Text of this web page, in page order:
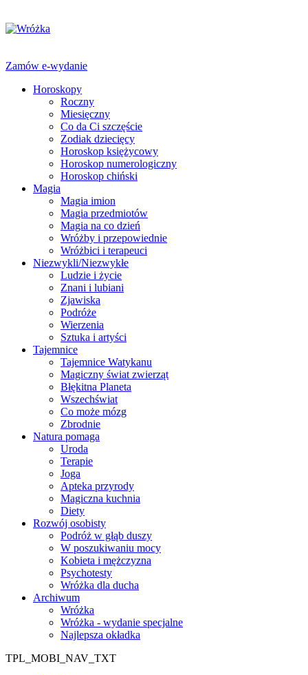
Zamów e-wydanie
Horoskopy
Roczny
Miesięczny
Co da Ci szczęście
Zodiak dziecięcy
Horoskop księżycowy
Horoskop numerologiczny
Horoskop chiński
Magia
Magia imion
Magia przedmiotów
Magia na co dzień
Wróżby i przepowiednie
Wróżbici i terapeuci
Niezwykli/Niezwykłe
Ludzie i życie
Znani i lubiani
Zjawiska
Podróże
Wierzenia
Sztuka i artyści
Tajemnice
Tajemnice Watykanu
Magiczny świat zwierząt
Błękitna Planeta
Wszechświat
Co może mózg
Zbrodnie
Natura pomaga
Uroda
Terapie
Joga
Apteka przyrody
Magiczna kuchnia
Diety
Rozwój osobisty
Podróż w głąb duszy
W poszukiwaniu mocy
Kobieta i mężczyzna
Psychotesty
Wróżka dla ducha
Archiwum
Wróżka
Wróżka - wydanie specjalne
Najlepsza okładka
TPL_MOBI_NAV_TXT